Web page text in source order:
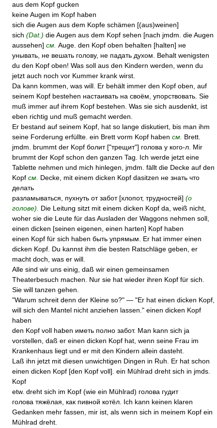
aus dem Kopf gucken
keine Augen im Kopf haben
sich die Augen aus dem Kopfe schämen [(aus)weinen]
sich (Dat.) die Augen aus dem Kopf sehen [nach jmdm. die Augen
aussehen] см. Auge. den Kopf oben behalten [halten] не
унывать, не вешать голову, не падать духом. Behalt wenigsten
du den Kopf oben! Was soll aus den Kindern werden, wenn du
jetzt auch noch vor Kummer krank wirst.
Da kann kommen, was will. Er behält immer den Kopf oben, auf
seinem Kopf bestehen настаивать на своём, упорствовать. Sie
muß immer auf ihrem Kopf bestehen. Was sie sich ausdenkt, ist
eben richtig und muß gemacht werden.
Er bestand auf seinem Kopf, hat so lange diskutiert, bis man ihm
seine Forderung erfüllte. ein Brett vorm Kopf haben см. Brett.
jmdm. brummt der Kopf болит ["трещит"] голова у кого-л. Mir
brummt der Kopf schon den ganzen Tag. Ich werde jetzt eine
Tablette nehmen und mich hinlegen, jmdm. fällt die Decke auf den
Kopf см. Decke, mit einem dicken Kopf dasitzen не знать что
делать
разламываться, пухнуть от забот [хлопот, трудностей] (о
голове).
Die Leitung sitzt mit einem dicken Kopf da, weiß nicht,
woher sie die Leute für das Ausladen der Waggons nehmen soll,
einen dicken [seinen eigenen, einen harten] Kopf haben
einen Kopf für sich haben быть упрямым. Er hat immer einen
dicken Kopf. Du kannst ihm die besten Ratschläge geben, er
macht doch, was er will.
Alle sind wir uns einig, daß wir einen gemeinsamen
Theaterbesuch machen. Nur sie hat wieder ihren Kopf für sich.
Sie will tanzen gehen.
"Warum schreit denn der Kleine so?" — "Er hat einen dicken Kopf,
will sich den Mantel nicht anziehen lassen." einen dicken Kopf
haben
den Kopf voll haben иметь полно забот. Man kann sich ja
vorstellen, daß er einen dicken Kopf hat, wenn seine Frau im
Krankenhaus liegt und er mit den Kindern allein dasteht.
Laß ihn jetzt mit diesen unwichtigen Dingen in Ruh. Er hat schon
einen dicken Kopf [den Kopf voll]. ein Mühlrad dreht sich in jmds.
Kopf
etw. dreht sich im Kopf (wie ein Mühlrad) голова гудит
голова тяжёлая, как пивной котёл. Ich kann keinen klaren
Gedanken mehr fassen, mir ist, als wenn sich in meinem Kopf ein
Mühlrad dreht.